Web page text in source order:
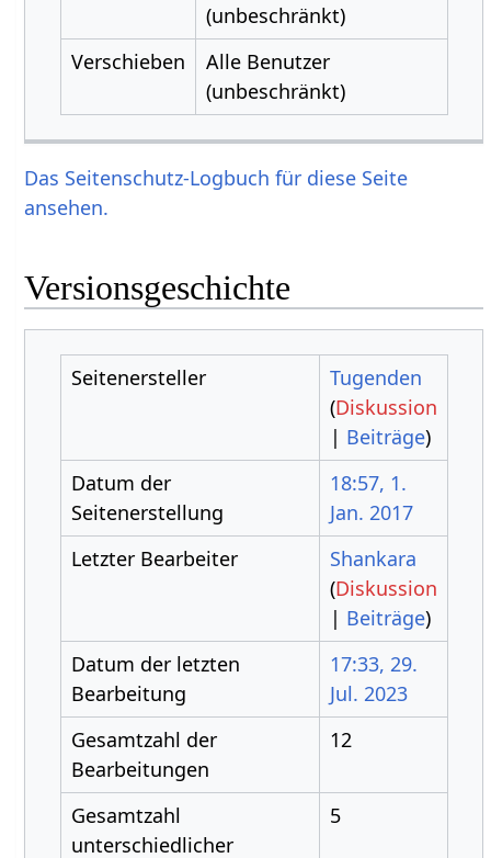
(unbeschränkt)
Verschieben
Alle Benutzer
(unbeschränkt)
Das Seitenschutz-Logbuch für diese Seite
ansehen.
Versionsgeschichte
Seitenersteller
Tugenden
(Diskussion
| Beiträge)
Datum der
Seitenerstellung
18:57, 1.
Jan. 2017
Letzter Bearbeiter
Shankara
(Diskussion
| Beiträge)
Datum der letzten
Bearbeitung
17:33, 29.
Jul. 2023
Gesamtzahl der
Bearbeitungen
12
Gesamtzahl
unterschiedlicher
5